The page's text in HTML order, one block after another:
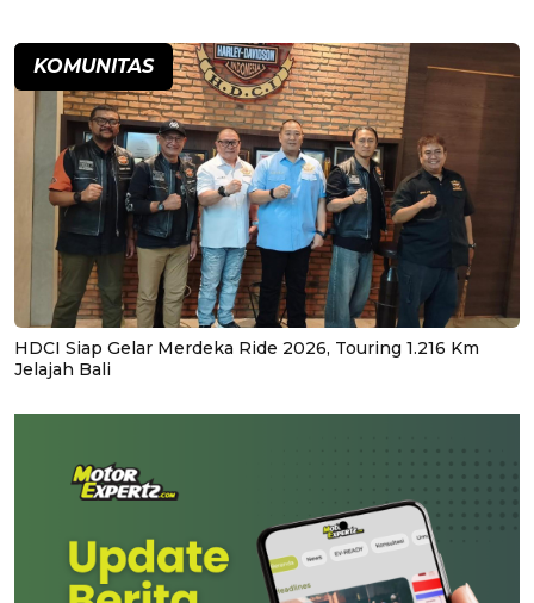
KOMUNITAS
HDCI Siap Gelar Merdeka Ride 2026, Touring 1.216 Km
Jelajah Bali